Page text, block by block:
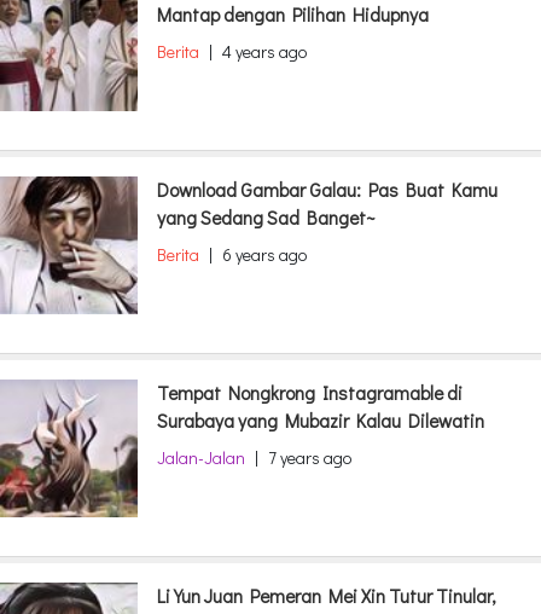
Mantap dengan Pilihan Hidupnya
Berita | 4 years ago
Download Gambar Galau: Pas Buat Kamu
yang Sedang Sad Banget~
Berita | 6 years ago
Tempat Nongkrong Instagramable di
Surabaya yang Mubazir Kalau Dilewatin
Jalan-Jalan | 7 years ago
Li Yun Juan Pemeran Mei Xin Tutur Tinular,